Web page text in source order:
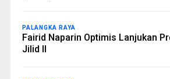
PALANGKA RAYA
Fairid Naparin Optimis Lanjukan
Jilid II